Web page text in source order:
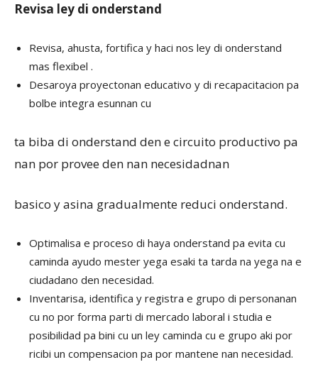
Revisa ley di onderstand
Revisa, ahusta, fortifica y haci nos ley di onderstand
mas flexibel .
Desaroya proyectonan educativo y di recapacitacion pa
bolbe integra esunnan cu
ta biba di onderstand den e circuito productivo pa
nan por provee den nan necesidadnan
basico y asina gradualmente reduci onderstand.
Optimalisa e proceso di haya onderstand pa evita cu
caminda ayudo mester yega esaki ta tarda na yega na e
ciudadano den necesidad.
Inventarisa, identifica y registra e grupo di personanan
cu no por forma parti di mercado laboral i studia e
posibilidad pa bini cu un ley caminda cu e grupo aki por
ricibi un compensacion pa por mantene nan necesidad.